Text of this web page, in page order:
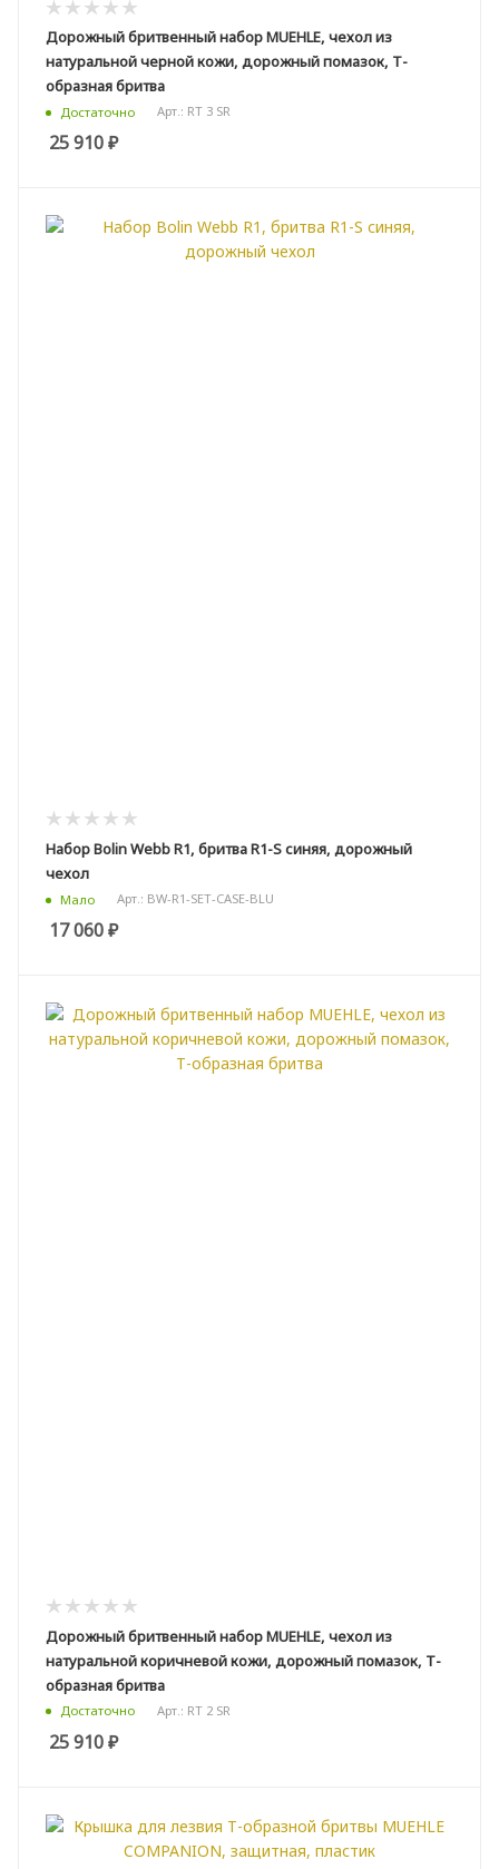
Дорожный бритвенный набор MUEHLE, чехол из
натуральной черной кожи, дорожный помазок, Т-
образная бритва
Достаточно Арт.: RT 3 SR
25 910₽
Набор Bolin Webb R1, бритва R1-S синяя, дорожный
чехол
Мало Арт.: BW-R1-SET-CASE-BLU
17 060₽
Дорожный бритвенный набор MUEHLE, чехол из
натуральной коричневой кожи, дорожный помазок, Т-
образная бритва
Достаточно Арт.: RT 2 SR
25 910₽